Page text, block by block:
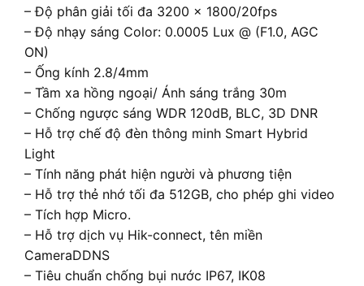
– Độ phân giải tối đa 3200 × 1800/20fps
– Độ nhạy sáng Color: 0.0005 Lux @ (F1.0, AGC
ON)
– Ống kính 2.8/4mm
– Tầm xa hồng ngoại/ Ánh sáng trắng 30m
– Chống ngược sáng WDR 120dB, BLC, 3D DNR
– Hỗ trợ chế độ đèn thông minh Smart Hybrid
Light
– Tính năng phát hiện người và phương tiện
– Hỗ trợ thẻ nhớ tối đa 512GB, cho phép ghi video
– Tích hợp Micro.
– Hỗ trợ dịch vụ Hik-connect, tên miền
CameraDDNS
– Tiêu chuẩn chống bụi nước IP67, IK08